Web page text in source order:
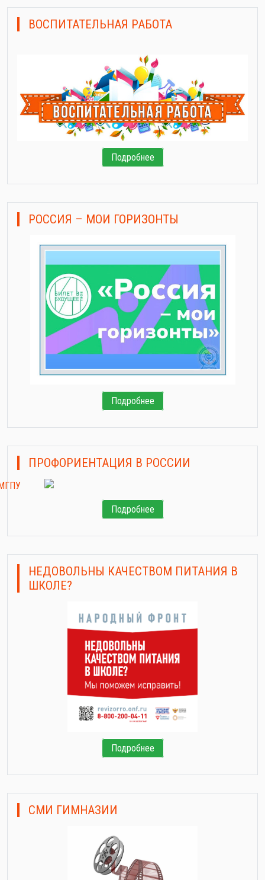
ВОСПИТАТЕЛЬНАЯ РАБОТА
Подробнее
РОССИЯ – МОИ ГОРИЗОНТЫ
Подробнее
ПРОФОРИЕНТАЦИЯ В РОССИИ
Подробнее
НЕДОВОЛЬНЫ КАЧЕСТВОМ ПИТАНИЯ В
ШКОЛЕ?
Подробнее
СМИ ГИМНАЗИИ